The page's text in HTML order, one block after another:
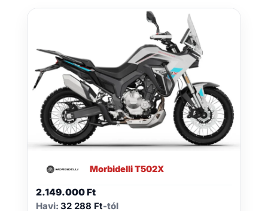
Morbidelli T502X
2.149.000Ft
Havi: 32 288 Ft-tól